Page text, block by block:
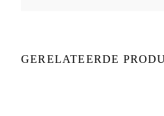
GERELATEERDE